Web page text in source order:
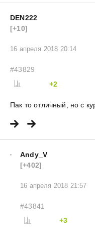
DEN222
[+10]
16 апреля 2018 20:14
#43829
+2
Пак то отличный, но с
Andy_V
[+402]
16 апреля 2018 21:57
#43841
+3